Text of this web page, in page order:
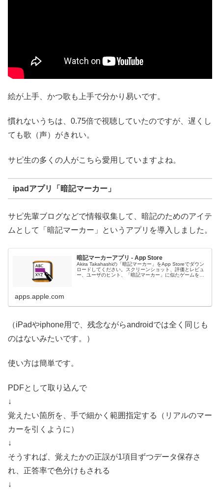
絵が上手、かつ歌も上手で分かり易いです。
慣れないうちは、0.75倍で視聴していたのですが、遅くし
ても歌（声）がきれい。
サピ生の多くの人がこちら愛用していますよね。
ipadアプリ「暗記マーカー」
サピ先輩ブログなどで情報収集して、暗記のためのアイテ
ムとして「暗記マーカー」というアプリを導入しました。
暗記マーカーアプリ - App Store
Akira Takahashiの「暗記マーカー」をApp Storeでダウン
ロードしてください。スクリーンショット、評価とレビュ
ー、ユーザのヒント、「暗記マーカー」に似たゲームを
apps.apple.com
（iPadやiphone用で、残念ながらandroidでは全く同じも
のはないみたいです。）
使い方は簡単です。
PDFとして取り込んで
↓
覚えたい箇所を、手で細かく範囲指定する（リアルのマー
カーを引くように）
↓
そうすれば、覚えたかの正誤が1項目ずつデータ保存さ
れ、正答率で色分けもされる
↓